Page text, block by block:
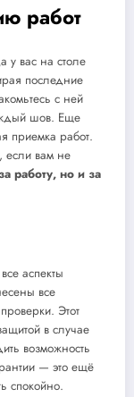
работ
у вас на столе
последние
с ней
шов. Еще
приемка работ.
если вам не
работу, но и за
аспекты
все
Этот
в случае
возможность
— это ещё
спокойно.